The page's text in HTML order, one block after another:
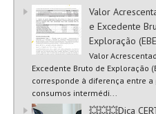
Valor
e Excedente
Exploração
Valor
Excedente Bruto de Exploração
corresponde à diferença entre a
consumos intermédi...
💥💥💥Dica